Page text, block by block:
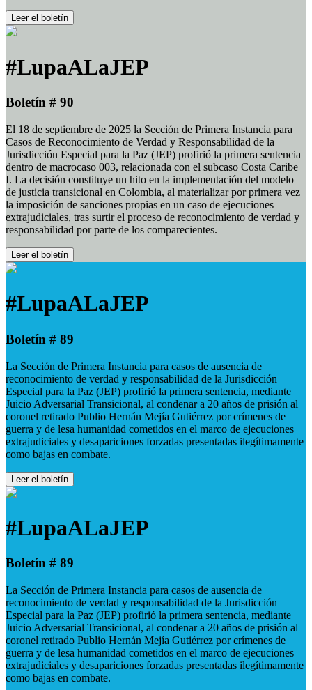
Leer el boletín
#LupaALaJEP
Boletín # 90
El 18 de septiembre de 2025 la Sección de Primera Instancia para
Casos de Reconocimiento de Verdad y Responsabilidad de la
Jurisdicción Especial para la Paz (JEP) profirió la primera sentencia
dentro de macrocaso 003, relacionada con el subcaso Costa Caribe
I. La decisión constituye un hito en la implementación del modelo
de justicia transicional en Colombia, al materializar por primera vez
la imposición de sanciones propias en un caso de ejecuciones
extrajudiciales, tras surtir el proceso de reconocimiento de verdad y
responsabilidad por parte de los comparecientes.
Leer el boletín
#LupaALaJEP
Boletín # 89
La Sección de Primera Instancia para casos de ausencia de
reconocimiento de verdad y responsabilidad de la Jurisdicción
Especial para la Paz (JEP) profirió la primera sentencia, mediante
Juicio Adversarial Transicional, al condenar a 20 años de prisión al
coronel retirado Publio Hernán Mejía Gutiérrez por crímenes de
guerra y de lesa humanidad cometidos en el marco de ejecuciones
extrajudiciales y desapariciones forzadas presentadas ilegítimamente
como bajas en combate.
Leer el boletín
#LupaALaJEP
Boletín # 89
La Sección de Primera Instancia para casos de ausencia de
reconocimiento de verdad y responsabilidad de la Jurisdicción
Especial para la Paz (JEP) profirió la primera sentencia, mediante
Juicio Adversarial Transicional, al condenar a 20 años de prisión al
coronel retirado Publio Hernán Mejía Gutiérrez por crímenes de
guerra y de lesa humanidad cometidos en el marco de ejecuciones
extrajudiciales y desapariciones forzadas presentadas ilegítimamente
como bajas en combate.